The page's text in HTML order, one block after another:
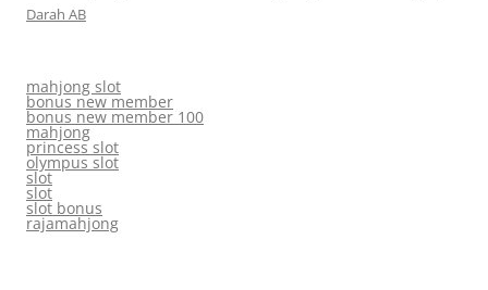
Darah AB
mahjong slot
bonus new member
bonus new member 100
mahjong
princess slot
olympus slot
slot
slot
slot bonus
rajamahjong